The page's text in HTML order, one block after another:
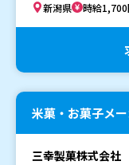
新潟県 時給1,700
米菓・お菓子メ
三幸製菓株式会社